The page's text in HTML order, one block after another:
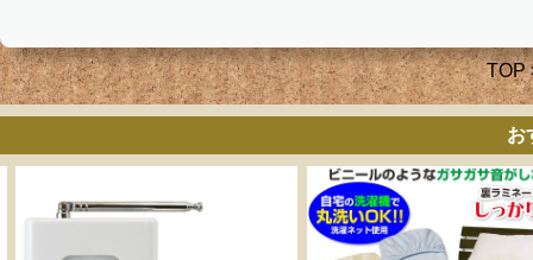
TOP
お